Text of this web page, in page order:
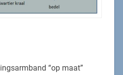
“op maat”